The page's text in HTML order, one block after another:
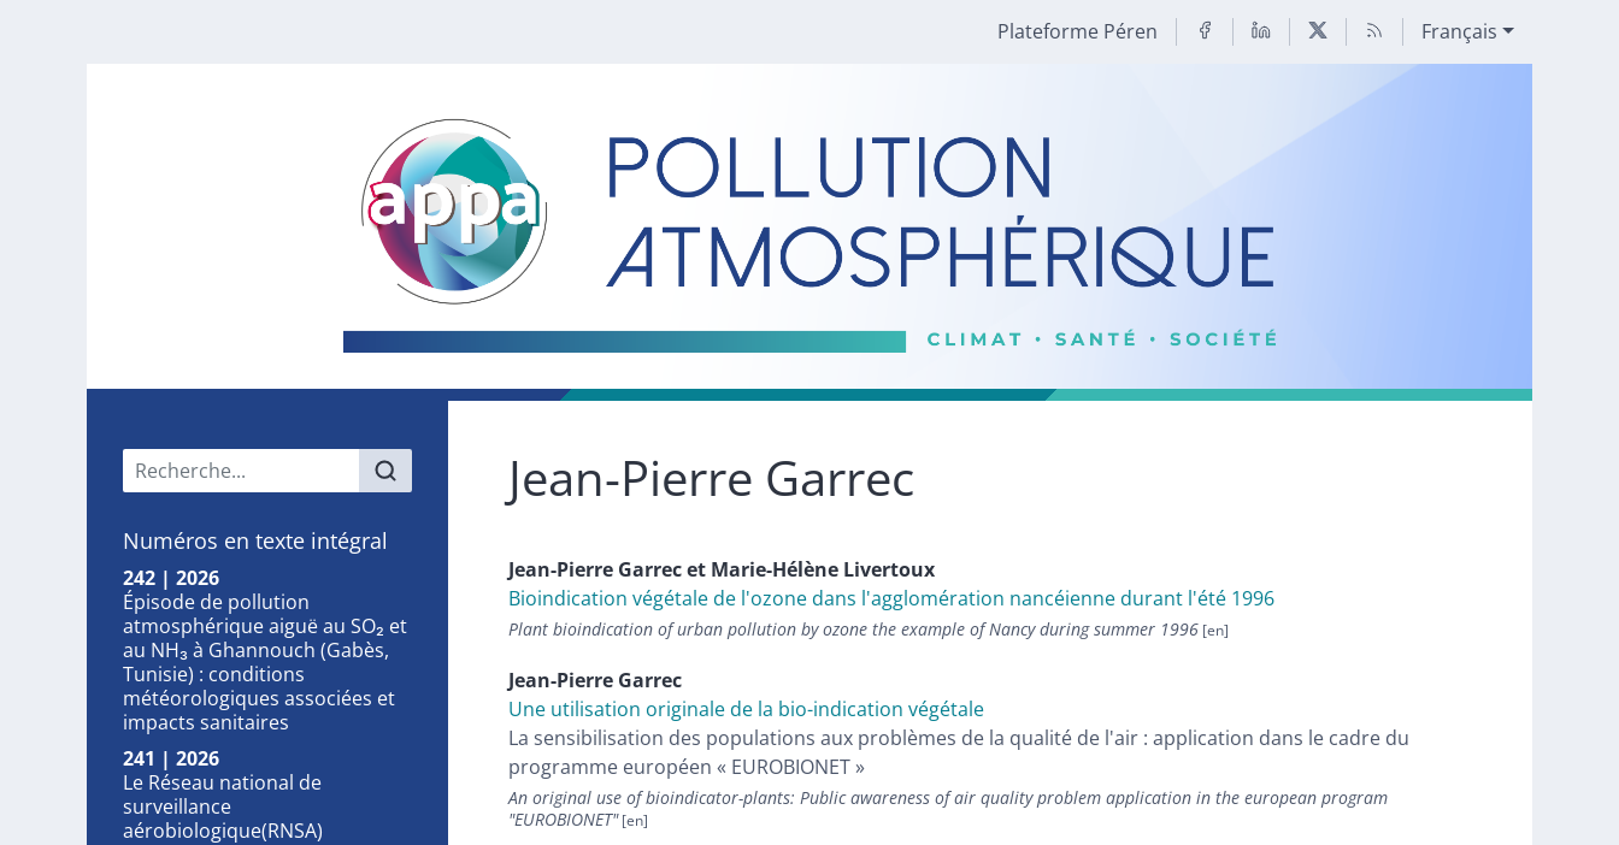
Plateforme Péren Français
Menu principal
Numéros en texte intégral
242 | 2026
Épisode de pollution
atmosphérique aiguë au SO₂ et
au NH₃ à Ghannouch (Gabès,
Tunisie) : conditions
météorologiques associées et
impacts sanitaires
241 | 2026
Le Réseau national de
surveillance
aérobiologique(RNSA)
Jean-Pierre Garrec
Jean-Pierre Garrecet Marie-Hélène Livertoux
Bioindication végétale de l'ozone dans l'agglomération nancéienne durant l'été 1996
Plant bioindication of urban pollution by ozone the example of Nancy during summer 1996
Jean-Pierre Garrec
Une utilisation originale de la bio-indication végétale
La sensibilisation des populations aux problèmes de la qualité de l'air : application dans le cadre du
programme européen « EUROBIONET »
An original use of bioindicator-plants: Public awareness of air quality problem application in the european program
"EUROBIONET"